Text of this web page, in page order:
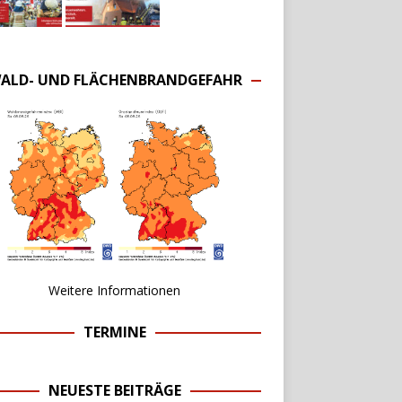
UND FLÄCHENBRANDGEFAHR
Weitere Informationen
TERMINE
NEUESTE BEITRÄGE